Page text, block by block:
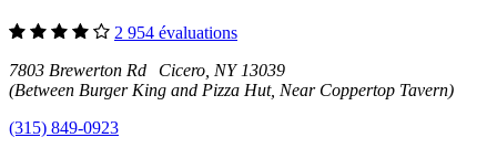
2 954 évaluations
7803 Brewerton Rd Cicero, NY 13039
(Between Burger King and Pizza Hut, Near Coppertop Tavern)
(315) 849-0923